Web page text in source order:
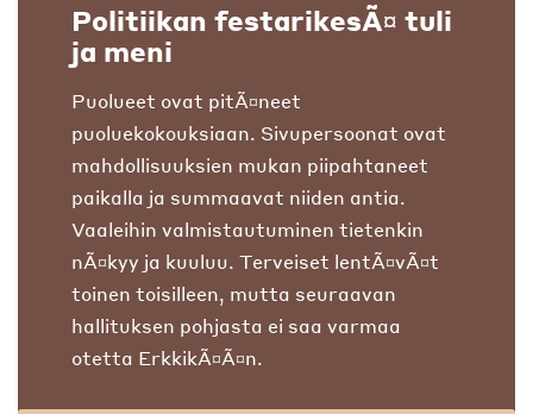
Politiikan festarikesÃ¤ tuli
ja meni
Puolueet ovat pitÃ¤neet
puoluekokouksiaan. Sivupersoonat ovat
mahdollisuuksien mukan piipahtaneet
paikalla ja summaavat niiden antia.
Vaaleihin valmistautuminen tietenkin
nÃ¤kyy ja kuuluu. Terveiset lentÃ¤vÃ¤t
toinen toisilleen, mutta seuraavan
hallituksen pohjasta ei saa varmaa
otetta ErkkikÃ¤Ã¤n.